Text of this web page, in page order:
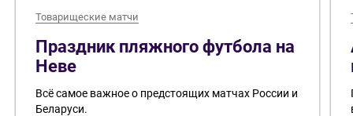
Товарищеские матчи
Праздник пляжного футбола на
Неве
Всё самое важное о предстоящих матчах России и
Беларуси.